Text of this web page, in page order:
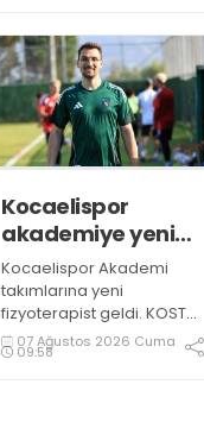
Kocaelispor
akademiye yeni
fizyoterapist!
Kocaelispor Akademi
takımlarına yeni
fizyoterapist geldi. KOSTÜ
mezunu Hamza Yıldız yeşil
siyahlılarda göreve
07 Ağustos 2026 Cuma
09:58